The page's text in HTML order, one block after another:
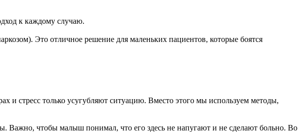
к каждому случаю.
Это отличное решение для маленьких пациентов, которые боятся
и стресс только усугубляют ситуацию. Вместо этого мы используем методы,
Важно, чтобы малыш понимал, что его здесь не напугают и не сделают больно. Во